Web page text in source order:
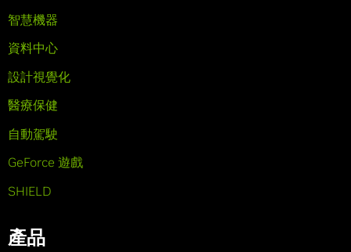
智慧機器
資料中心
設計視覺化
醫療保健
自動駕駛
GeForce 遊戲
SHIELD
產品